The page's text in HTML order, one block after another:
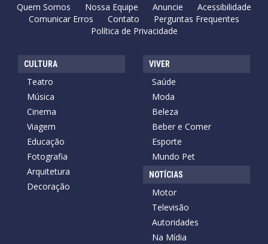
Quem Somos Nossa Equipe Anuncie
Acessibilidade
Comunicar Erros
Contato
Perguntas Frequentes
Política de Privacidade
CULTURA
Teatro
Música
Cinema
Viagem
Educação
Fotografia
Arquitetura
Decoração
VIVER
Saúde
Moda
Beleza
Beber e Comer
Esporte
Mundo Pet
NOTÍCIAS
Motor
Televisão
Autoridades
Na Mídia